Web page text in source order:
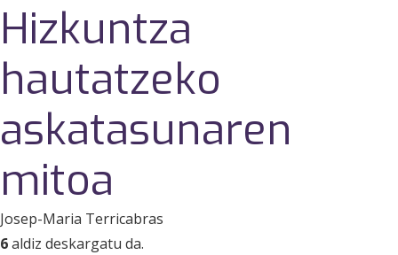
Hizkuntza
hautatzeko
askatasunaren
mitoa
Josep-Maria Terricabras
6aldiz deskargatu da.